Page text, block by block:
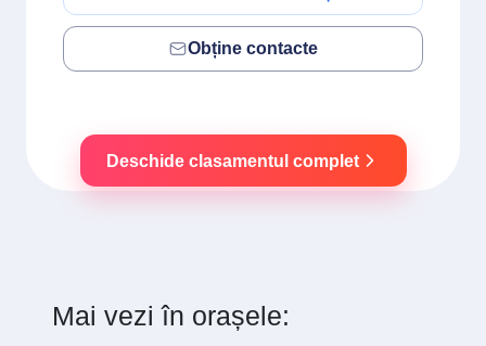
Obține contacte
Deschide clasamentul complet
Mai vezi în orașele: